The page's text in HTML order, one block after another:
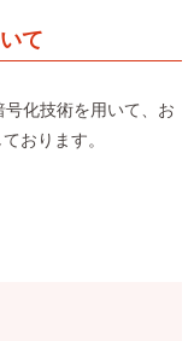
て
化技術を用いて、お
おります。